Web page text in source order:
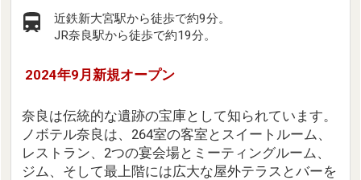
近鉄新大宮駅から徒歩で約9分。
JR奈良駅から徒歩で約19分。
2024年9月新規オープン
奈良は伝統的な遺跡の宝庫として知られています。
ノボテル奈良は、264室の客室とスイートルーム、
レストラン、2つの宴会場とミーティングルーム、
ジム、そして最上階には広大な屋外テラスとバーを